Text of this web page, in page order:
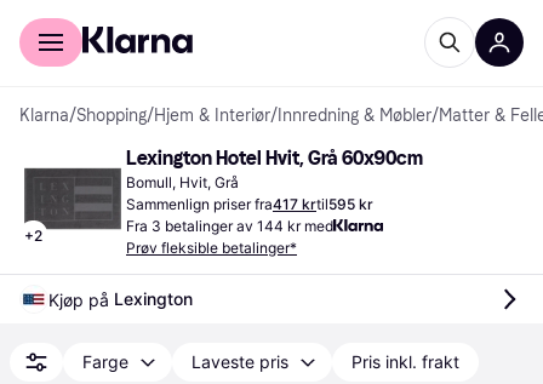
For kunder
Klarna/Shopping/Hjem & Interiør/ Innredning & Møbler/Matter &
+2
Lexington Hotel Hvit, Grå 60x90cm
Bomull, Hvit, Grå
Sammenlign priser fra417 krtil595 kr
Fra 3 betalinger av 144 kr med
Prøv fleksible betalinger*
Kjøp på Lexington
Farge Laveste pris Pris inkl. frakt